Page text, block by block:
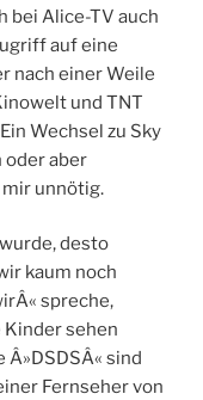
bei Alice-TV auch
auf eine
nach einer Weile
und TNT
Wechsel zu Sky
oder aber
unnötig.
desto
kaum noch
spreche,
Kinder sehen
sind
Fernseher von